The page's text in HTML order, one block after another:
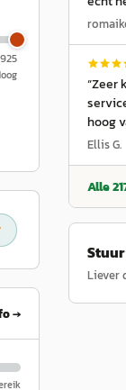
→
“Zeer
hoog
de
Ellis G.
Alle
Liever